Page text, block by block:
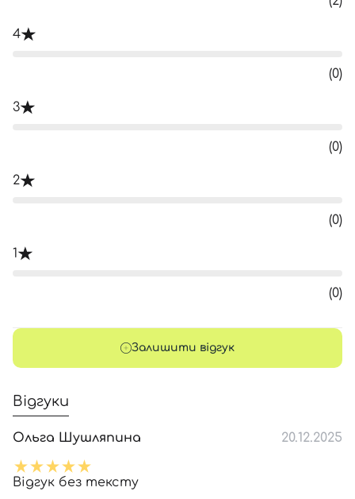
4
(0)
3
(0)
2
(0)
1
(0)
Залишити відгук
Відгуки
Ольга Шушляпина 20.12.2025
Відгук без тексту